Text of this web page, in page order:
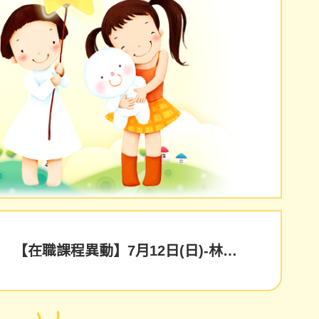
【在職課程異動】7月12日(日)-林口-在職訓練課程異動